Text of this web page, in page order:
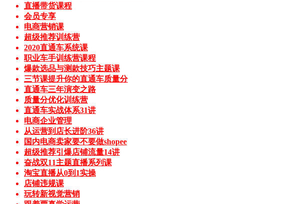
直播带货课程
会员专享
电商营销课
超级推荐训练营
2020直通车系统课
职业车手训练营课程
爆款选品与测款技巧主题课
三节课提升你的直通车质量分
直通车三年演变之路
质量分优化训练营
直通车实战体系31讲
电商企业管理
从运营到店长进阶36讲
国内电商卖家要不要做shopee
超级推荐引爆店铺流量14讲
奋战双11主题直播系列课
淘宝直播从0到1实操
店铺违规课
玩转新视觉营销